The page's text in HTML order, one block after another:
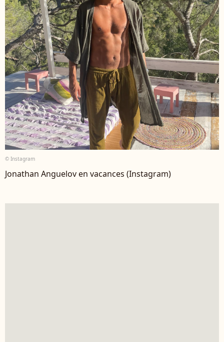
© Instagram
Jonathan Anguelov en vacances (Instagram)